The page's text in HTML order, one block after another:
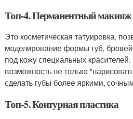
Топ-4. Перманентный макияж
Это косметическая татуировка,
моделирование формы губ,
под кожу специальных
возможность не только
сделать губы более яркими,
Топ-5. Контурная пластика